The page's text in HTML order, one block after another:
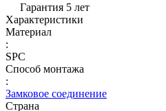
Гарантия 5 лет
Характеристики
Материал
:
SPC
Способ монтажа
:
Замковое соединение
Страна